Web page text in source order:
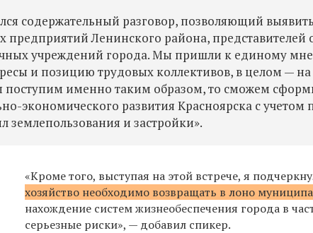
содержательный разговор, позволяющий
предприятий Ленинского района, представителей
учреждений города. Мы пришли к единому
и позицию трудовых коллективов, в целом —
поступим именно таким образом, то сможем
экономического развития Красноярска с учетом
землепользования и застройки».
«Кроме того, выступая на этой встрече, я
хозяйство необходимо возвращать в лоно
нахождение систем жизнеобеспечения города в
серьезные риски», — добавил спикер.